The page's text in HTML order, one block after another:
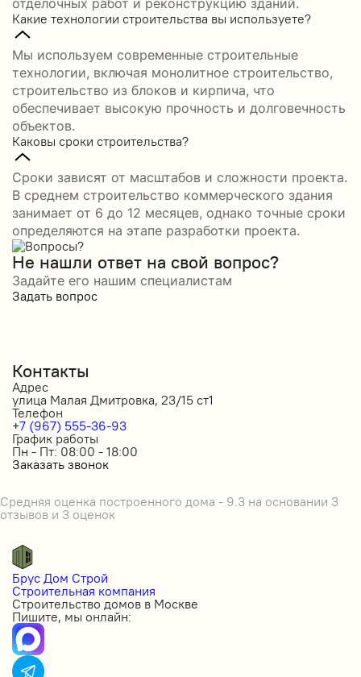
отделочных работ и реконструкцию зданий.
Какие технологии строительства вы используете?
Мы используем современные строительные
технологии, включая монолитное строительство,
строительство из блоков и кирпича, что
обеспечивает высокую прочность и долговечность
объектов.
Каковы сроки строительства?
Сроки зависят от масштабов и сложности проекта.
В среднем строительство коммерческого здания
занимает от 6 до 12 месяцев, однако точные сроки
определяются на этапе разработки проекта.
Не нашли ответ на свой вопрос?
Задайте его нашим специалистам
Задать вопрос
Контакты
Адрес
улица Малая Дмитровка, 23/15 ст1
Телефон
+7 (967) 555-36-93
График работы
Пн - Пт: 08:00 - 18:00
Заказать звонок
Средняя оценка построенного дома - 9.3 на основании 3
отзывов и 3 оценок
Брус Дом Строй
Строительная компания
Строительство домов в Москве
Пишите, мы онлайн: